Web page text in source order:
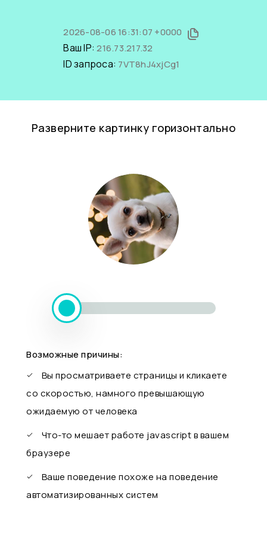
2026-08-06 16:31:07 +0000
Ваш IP:216.73.217.32
ID запроса: 7VT8hJ4xjCg1
Разверните картинку горизонтально
Возможные причины:
Вы просматриваете страницы и кликаете
со скоростью, намного превышающую
ожидаемую от человека
Что-то мешает работе javascript в вашем
браузере
Ваше поведение похоже на поведение
автоматизированных систем